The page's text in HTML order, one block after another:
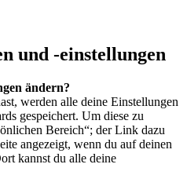
und -einstellungen
ändern?
werden alle deine Einstellungen
gespeichert. Um diese zu
Bereich“; der Link dazu
angezeigt, wenn du auf deinen
kannst du alle deine